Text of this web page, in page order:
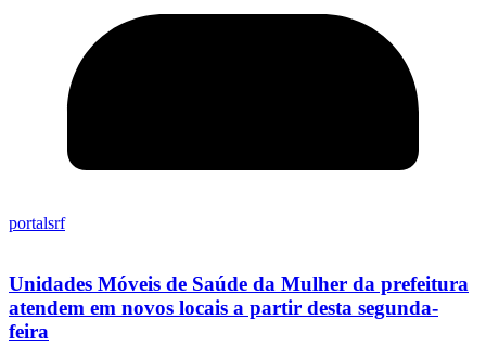
portalsrf
Unidades Móveis de Saúde da Mulher da prefeitura
atendem em novos locais a partir desta segunda-
feira